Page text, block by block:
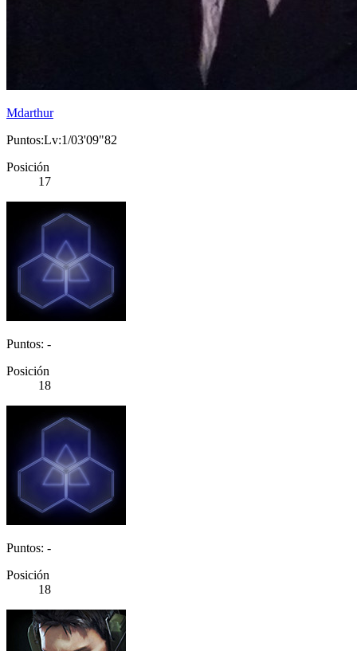
Mdarthur
Puntos:Lv:1/03'09"82
Posición
17
Puntos: -
Posición
18
Puntos: -
Posición
18